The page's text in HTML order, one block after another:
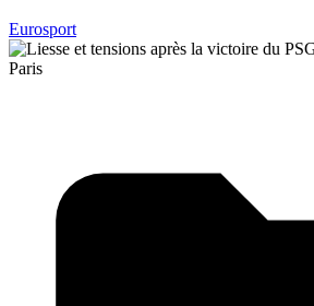
Eurosport